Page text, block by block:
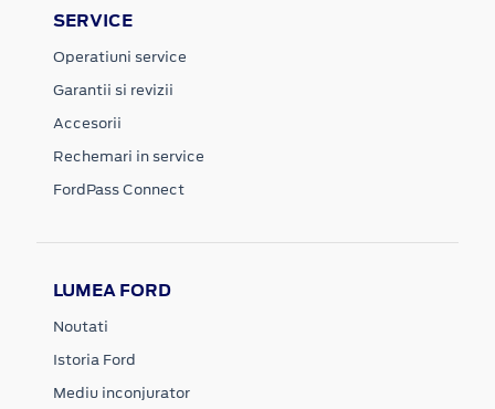
SERVICE
Operatiuni service
Garantii si revizii
Accesorii
Rechemari in service
FordPass Connect
LUMEA FORD
Noutati
Istoria Ford
Mediu inconjurator